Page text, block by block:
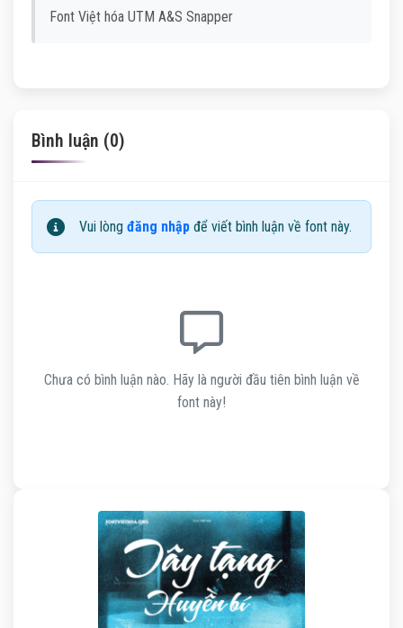
Font Việt hóa UTM A&S Snapper
Bình luận (0)
Vui lòng đăng nhập để viết bình luận về font này.
Chưa có bình luận nào. Hãy là người đầu tiên bình luận về
font này!